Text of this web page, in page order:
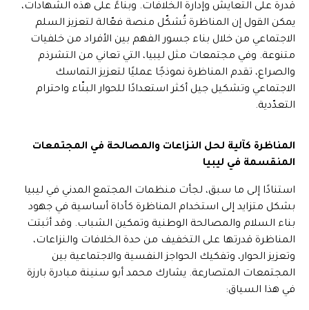
قدرة على التعايش وإدارة الخلافات. وبناءً على هذه الشهادات،
يمكن القول إن المناظرة تُشكّل منصة فعّالة لتعزيز السلم
الاجتماعي من خلال بناء جسور الفهم بين الأفراد من خلفيات
متنوعة. وفي مجتمعات مثل ليبيا، التي تعاني من التشرذم
والصراع، تقدم المناظرة نموذجًا عمليًا لتعزيز التماسك
الاجتماعي وتشكيل جيل أكثر استعدادًا للحوار البنّاء واحترام
التعدّدية.
المناظرة كآلية لحل النزاعات والمصالحة في المجتمعات
المنقسمة في ليبيا
استنادًا إلى ما سبق، لجأت منظمات المجتمع المدني في ليبيا
بشكل متزايد إلى استخدام المناظرة كأداة أساسية في جهود
بناء السلام والمصالحة الوطنية وتمكين الشباب. وقد أثبتت
المناظرة قدرتها على التخفيف من حدة الخلافات والنزاعات،
وتعزيز الحوار، وتفكيك الحواجز النفسية والاجتماعية بين
المجتمعات المتصارعة. يشارك محمد أبو سنينة مبادرة بارزة
في هذا السياق: